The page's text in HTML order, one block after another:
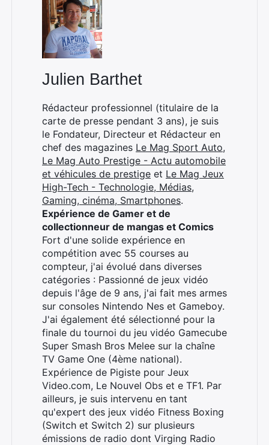
Julien Barthet
Rédacteur professionnel (titulaire de la
carte de presse pendant 3 ans), je suis
le Fondateur, Directeur et Rédacteur en
chef des magazines Le Mag Sport Auto,
Le Mag Auto Prestige - Actu automobile
et véhicules de prestige et Le Mag Jeux
High-Tech - Technologie, Médias,
Gaming, cinéma, Smartphones.
Expérience de Gamer et de
collectionneur de mangas et Comics
Fort d'une solide expérience en
compétition avec 55 courses au
compteur, j'ai évolué dans diverses
catégories : Passionné de jeux vidéo
depuis l'âge de 9 ans, j'ai fait mes armes
sur consoles Nintendo Nes et Gameboy.
J'ai également été sélectionné pour la
finale du tournoi du jeu vidéo Gamecube
Super Smash Bros Melee sur la chaîne
TV Game One (4ème national).
Expérience de Pigiste pour Jeux
Video.com, Le Nouvel Obs et e TF1. Par
ailleurs, je suis intervenu en tant
qu'expert des jeux vidéo Fitness Boxing
(Switch et Switch 2) sur plusieurs
émissions de radio dont Virging Radio
Rechercher